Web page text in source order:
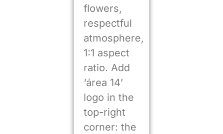
flowers,
respectful
atmosphere,
1:1 aspect
ratio. Add
‘área 14’
logo in the
top-right
corner: the